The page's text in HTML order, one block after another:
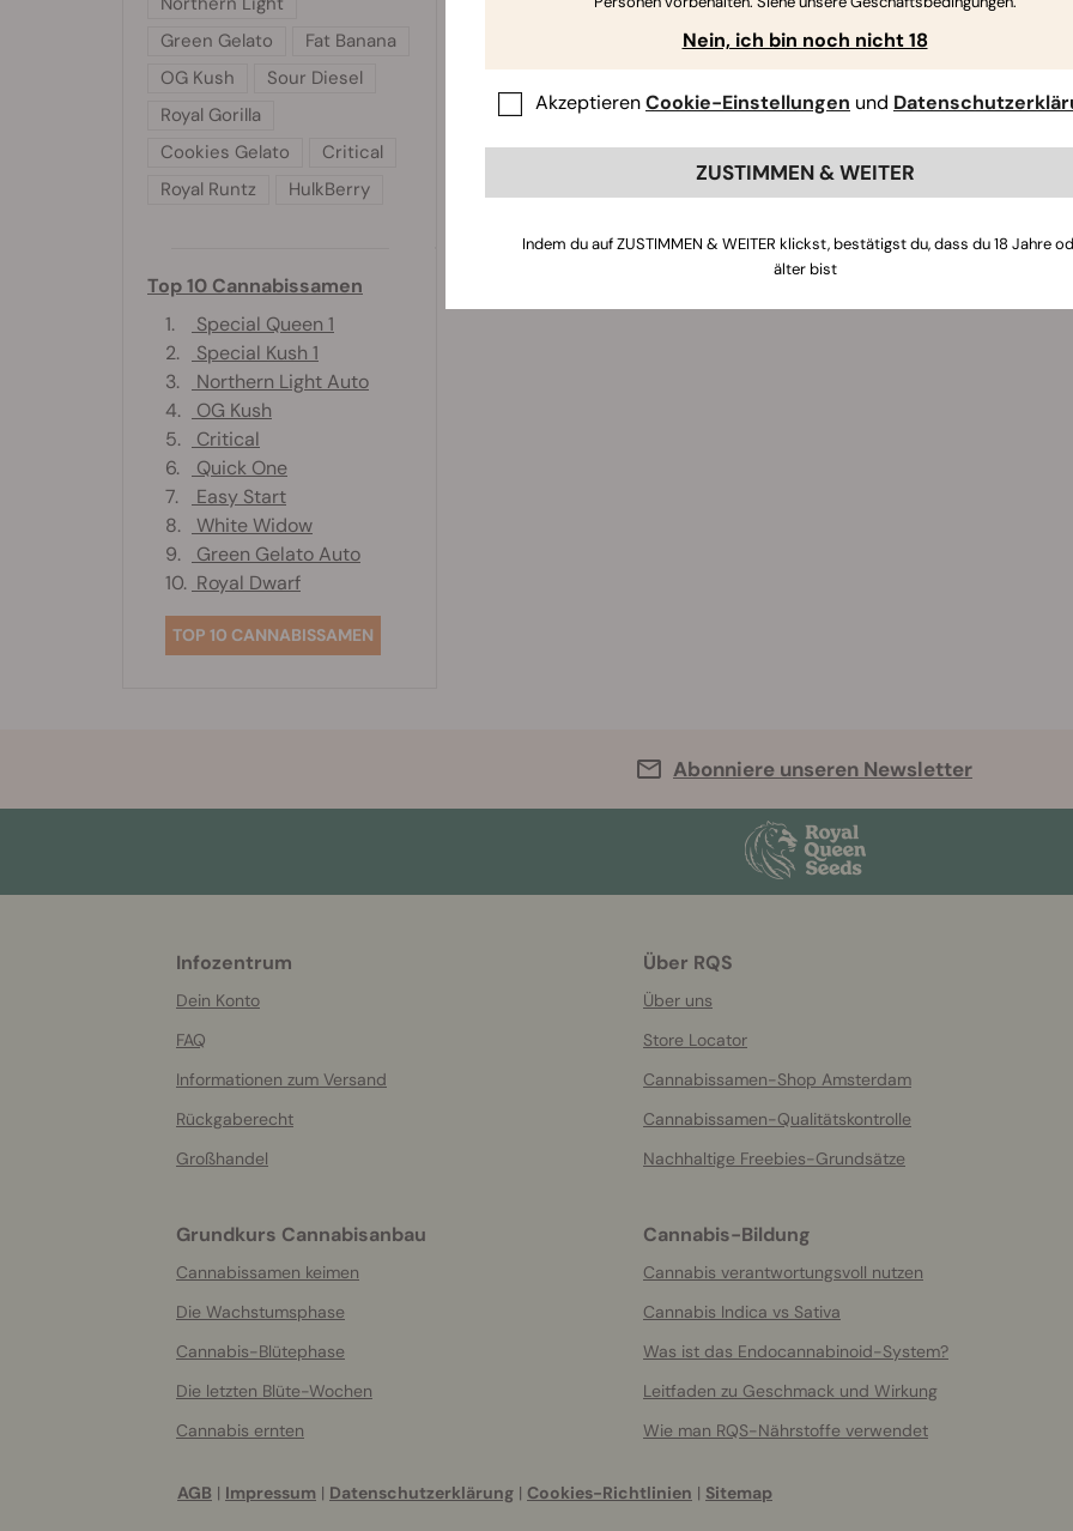
Green Gelato
Fat Banana
OG Kush
Sour Diesel
Royal Gorilla
Cookies Gelato
Critical
Royal Runtz
HulkBerry
Top 10 Cannabissamen
1.
Special Queen 1
2.
Special Kush 1
3.
Northern Light Auto
4.
OG Kush
5.
Critical
6.
Quick One
7.
Easy Start
8.
White Widow
9.
Green Gelato Auto
10. Royal Dwarf
TOP 10 CANNABISSAMEN
Abonniere unseren Newsletter
Infozentrum
Dein Konto
FAQ
Informationen zum Versand
Rückgaberecht
Großhandel
Über RQS
Über uns
Store Locator
Cannabissamen-Shop Amsterdam
Cannabissamen-Qualitätskontrolle
Nachhaltige Freebies-Grundsätze
Grundkurs Cannabisanbau
Cannabissamen keimen
Die Wachstumsphase
Cannabis-Blütephase
Die letzten Blüte-Wochen
Cannabis ernten
Cannabis-Bildung
Cannabis verantwortungsvoll nutzen
Cannabis Indica vs Sativa
Was ist das Endocannabinoid-System?
Leitfaden zu Geschmack und Wirkung
Wie man RQS-Nährstoffe verwendet
AGB | Impressum | Datenschutzerklärung | Cookies-Richtlinien | Sitemap
Nein, ich bin noch nicht 18
AkzeptierenCookie-Einstellungen und
ZUSTIMMEN & WEITER
Indem du auf ZUSTIMMEN & WEITER klickst, bestätigst du, dass du 18 Jahre
älter bist